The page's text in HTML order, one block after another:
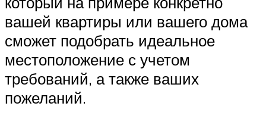
вашей квартиры или вашего дома
сможет подобрать идеальное
местоположение с учетом
требований, а также ваших
пожеланий.